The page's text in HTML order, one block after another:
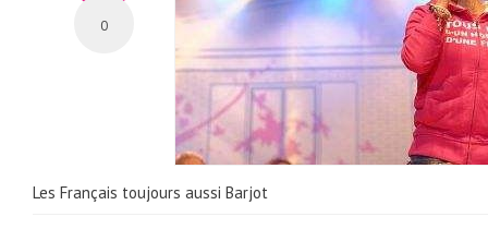
0
Les Français toujours aussi Barjot